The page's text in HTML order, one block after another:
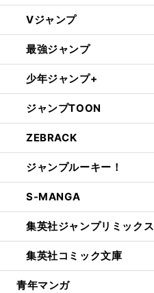
Vジャンプ
最強ジャンプ
少年ジャンプ+
ジャンプTOON
ZEBRACK
ジャンプルーキー！
S-MANGA
集英社ジャンプリミックス
集英社コミック文庫
青年マンガ